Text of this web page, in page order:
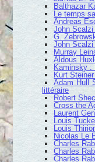
Balthazar
Le temps
Andreas
John
G.
John
Murray
Aldous
Kaminsky :
Kurt
Adam Hull
littéraire
Robert
Cross the
Laurent
Louis
Louis
Nicolas Le
Charles
Charles
Charles